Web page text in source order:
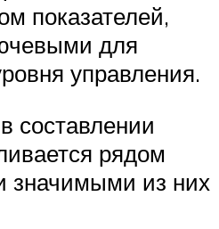
показателей,
для
управления.
составлении
рядом
из них